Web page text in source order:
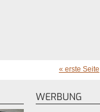
« erste Seite
WERBUNG